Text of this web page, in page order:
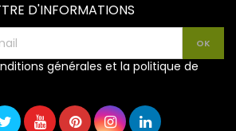
D'INFORMATIONS
générales et la politique de